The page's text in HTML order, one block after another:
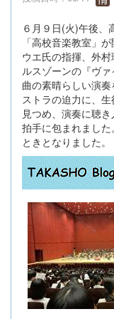
６月９日(火)午後、
「高校音楽教室」
ウエ氏の指揮、外
ルスゾーンの『ヴ
曲の素晴らしい演
ストラの迫力に、
見つめ、演奏に聴
拍手に包まれまし
ときとなりました。